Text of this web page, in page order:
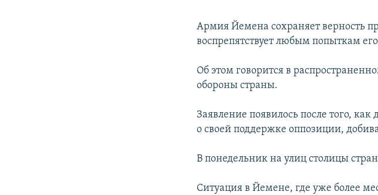
Армия Йемена сохраняет верность
воспрепятствует любым попыткам
Об этом говорится в
обороны страны.
Заявление появилось после того,
о своей поддержке оппозиции,
В понедельник на улиц столицы
Ситуация в Йемене, где уже более